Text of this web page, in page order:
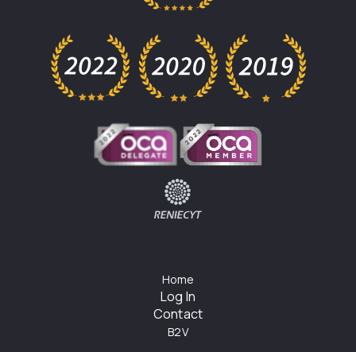
Home
Log In
Contact
B2V